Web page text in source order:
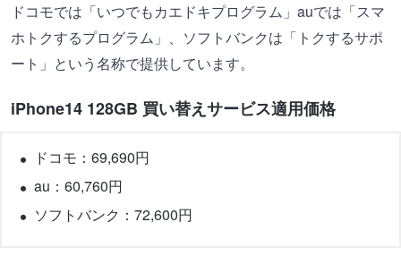
ドコモでは「いつでもカエドキプログラム」auでは「スマ
ホトクするプログラム」、ソフトバンクは「トクするサポ
ート」という名称で提供しています。
iPhone14 128GB 買い替えサービス適用価格
ドコモ：69,690円
au：60,760円
ソフトバンク：72,600円